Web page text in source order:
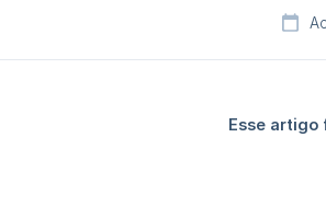
Esse artigo